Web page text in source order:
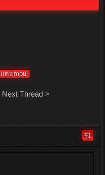
แตรimpul
Next Thread>
#1